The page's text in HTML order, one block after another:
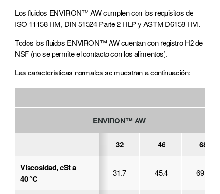
Los fluidos ENVIRON™ AW cumplen con los requisitos de
ISO 11158 HM, DIN 51524 Parte 2 HLP y ASTM D6158 HM.
Todos los fluidos ENVIRON™ AW cuentan con registro H2 de
NSF (no se permite el contacto con los alimentos).
Las características normales se muestran a continuación:
ENVIRON™ AW
32 46 68
Viscosidad, cSt a
40 °C
31.7 45.4 69.3